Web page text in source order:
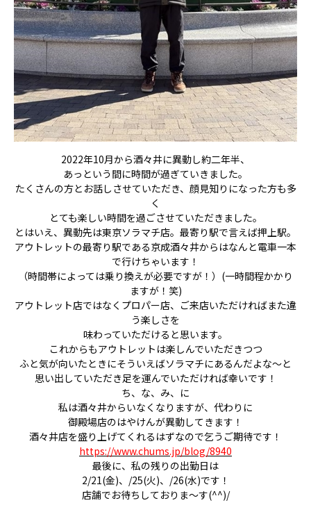
2022年10月から酒々井に異動し約二年半、
あっという間に時間が過ぎていきました。
たくさんの方とお話しさせていただき、顔見知りになった方も多
く
とても楽しい時間を過ごさせていただきました。
とはいえ、異動先は東京ソラマチ店。最寄り駅で言えば押上駅。
アウトレットの最寄り駅である京成酒々井からはなんと電車一本
で行けちゃいます！
（時間帯によっては乗り換えが必要ですが！）(一時間程かかり
ますが！笑)
アウトレット店ではなくプロパー店、ご来店いただければまた違
う楽しさを
味わっていただけると思います。
これからもアウトレットは楽しんでいただきつつ
ふと気が向いたときにそういえばソラマチにあるんだよな～と
思い出していただき足を運んでいただければ幸いです！
ち、な、み、に
私は酒々井からいなくなりますが、代わりに
御殿場店のはやけんが異動してきます！
酒々井店を盛り上げてくれるはずなので乞うご期待です！
https://www.chums.jp/blog/8940
最後に、私の残りの出勤日は
2/21(金)、/25(火)、/26(水)です！
店舗でお待ちしておりま～す(^^)/